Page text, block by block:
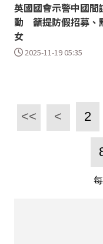
英國國會示警中國間
動 籲提防假招募、
女
2025-11-19 05:35
<< < 2